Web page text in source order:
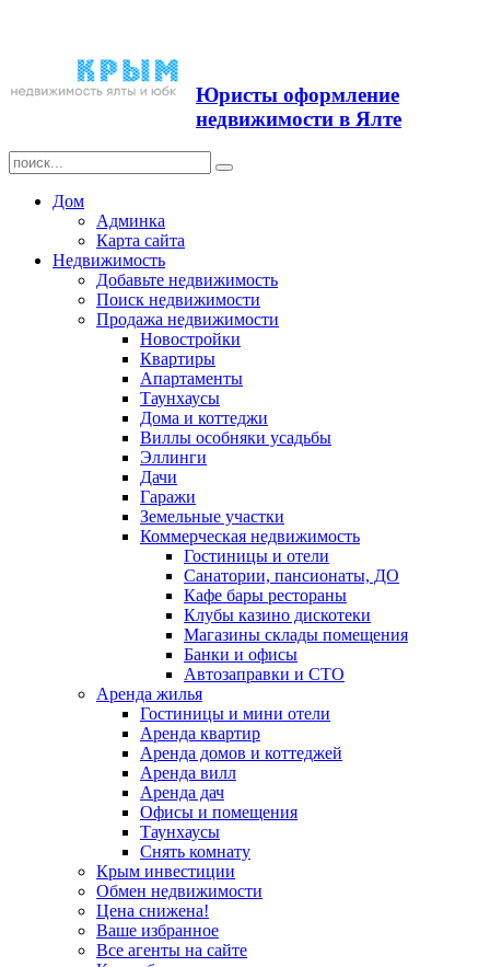
Юристы оформление
недвижимости в Ялте
Дом
Админка
Карта сайта
Недвижимость
Добавьте недвижимость
Поиск недвижимости
Продажа недвижимости
Новостройки
Квартиры
Апартаменты
Таунхаусы
Дома и коттеджи
Виллы особняки усадьбы
Эллинги
Дачи
Гаражи
Земельные участки
Коммерческая недвижимость
Гостиницы и отели
Санатории, пансионаты, ДО
Кафе бары рестораны
Клубы казино дискотеки
Магазины склады помещения
Банки и офисы
Автозаправки и СТО
Аренда жилья
Гостиницы и мини отели
Аренда квартир
Аренда домов и коттеджей
Аренда вилл
Аренда дач
Офисы и помещения
Таунхаусы
Снять комнату
Крым инвестиции
Обмен недвижимости
Цена снижена!
Ваше избранное
Все агенты на сайте